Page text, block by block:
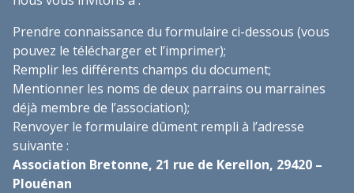
Prendre connaissance du formulaire ci-dessous (vous
pouvez le télécharger et l’imprimer);
Remplir les différents champs du document;
Mentionner les noms de deux parrains ou marraines
déjà membre de l’association);
Renvoyer le formulaire dûment rempli à l’adresse
suivante :
Association Bretonne, 21 rue de Kerellon, 29420 –
Plouénan